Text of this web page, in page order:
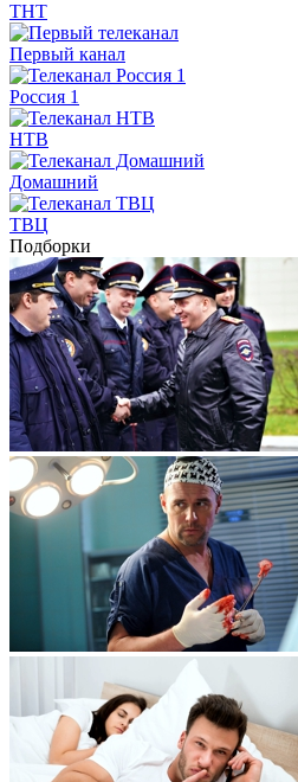
ТНТ
Первый канал
Россия 1
НТВ
Домашний
ТВЦ
Подборки